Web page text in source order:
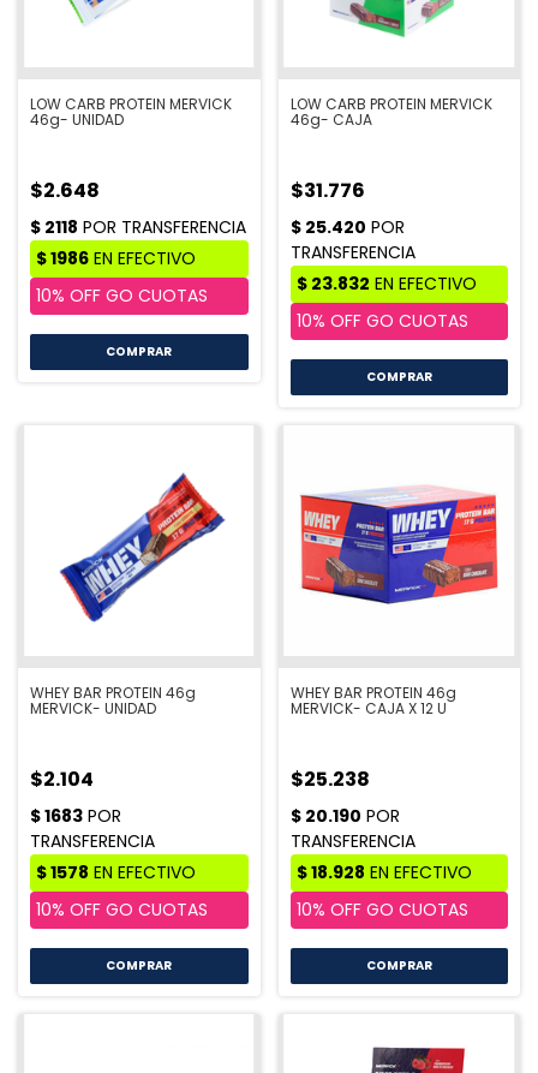
LOW CARB PROTEIN MERVICK
46g- UNIDAD
$2.648
COMPRAR
LOW CARB PROTEIN MERVICK
46g- CAJA
$31.776
COMPRAR
WHEY BAR PROTEIN 46g
MERVICK- UNIDAD
$2.104
COMPRAR
WHEY BAR PROTEIN 46g
MERVICK- CAJA X 12 U
$25.238
COMPRAR